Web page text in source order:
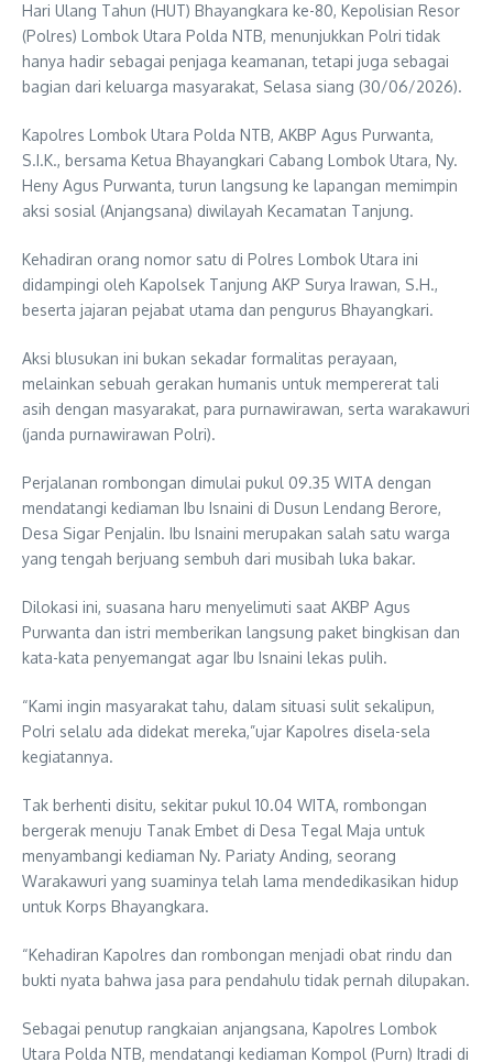
Hari Ulang Tahun (HUT) Bhayangkara ke-80, Kepolisian Resor
(Polres) Lombok Utara Polda NTB, menunjukkan Polri tidak
hanya hadir sebagai penjaga keamanan, tetapi juga sebagai
bagian dari keluarga masyarakat, Selasa siang (30/06/2026).
Kapolres Lombok Utara Polda NTB, AKBP Agus Purwanta,
S.I.K., bersama Ketua Bhayangkari Cabang Lombok Utara, Ny.
Heny Agus Purwanta, turun langsung ke lapangan memimpin
aksi sosial (Anjangsana) diwilayah Kecamatan Tanjung.
Kehadiran orang nomor satu di Polres Lombok Utara ini
didampingi oleh Kapolsek Tanjung AKP Surya Irawan, S.H.,
beserta jajaran pejabat utama dan pengurus Bhayangkari.
Aksi blusukan ini bukan sekadar formalitas perayaan,
melainkan sebuah gerakan humanis untuk mempererat tali
asih dengan masyarakat, para purnawirawan, serta warakawuri
(janda purnawirawan Polri).
Perjalanan rombongan dimulai pukul 09.35 WITA dengan
mendatangi kediaman Ibu Isnaini di Dusun Lendang Berore,
Desa Sigar Penjalin. Ibu Isnaini merupakan salah satu warga
yang tengah berjuang sembuh dari musibah luka bakar.
Dilokasi ini, suasana haru menyelimuti saat AKBP Agus
Purwanta dan istri memberikan langsung paket bingkisan dan
kata-kata penyemangat agar Ibu Isnaini lekas pulih.
“Kami ingin masyarakat tahu, dalam situasi sulit sekalipun,
Polri selalu ada didekat mereka,”ujar Kapolres disela-sela
kegiatannya.
Tak berhenti disitu, sekitar pukul 10.04 WITA, rombongan
bergerak menuju Tanak Embet di Desa Tegal Maja untuk
menyambangi kediaman Ny. Pariaty Anding, seorang
Warakawuri yang suaminya telah lama mendedikasikan hidup
untuk Korps Bhayangkara.
“Kehadiran Kapolres dan rombongan menjadi obat rindu dan
bukti nyata bahwa jasa para pendahulu tidak pernah dilupakan.
Sebagai penutup rangkaian anjangsana, Kapolres Lombok
Utara Polda NTB, mendatangi kediaman Kompol (Purn) Itradi di